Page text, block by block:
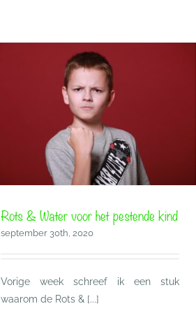
Rots & Water voor het pestende kind
september 30th, 2020
Vorige week schreef ik een stuk
waarom de Rots & [...]
Rots & Water voor het gepeste kind
Rots & Water